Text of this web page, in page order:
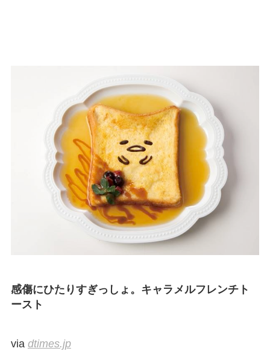
感傷にひたりすぎっしょ。キャラメルフレンチト
ースト
via dtimes.jp